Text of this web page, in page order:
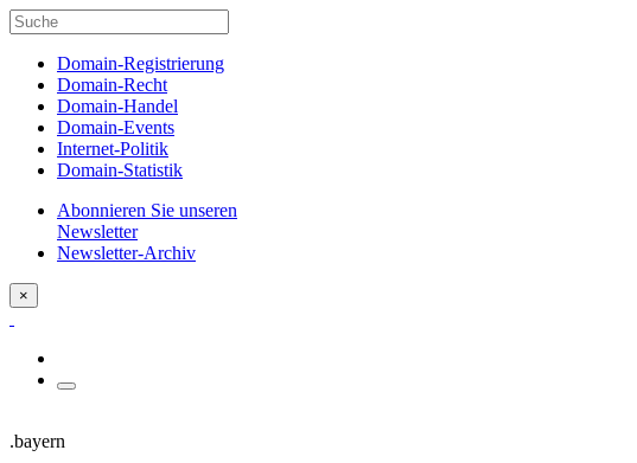
Domain-Registrierung
Domain-Recht
Domain-Handel
Domain-Events
Internet-Politik
Domain-Statistik
Abonnieren Sie unseren
Newsletter
Newsletter-Archiv
×
.bayern